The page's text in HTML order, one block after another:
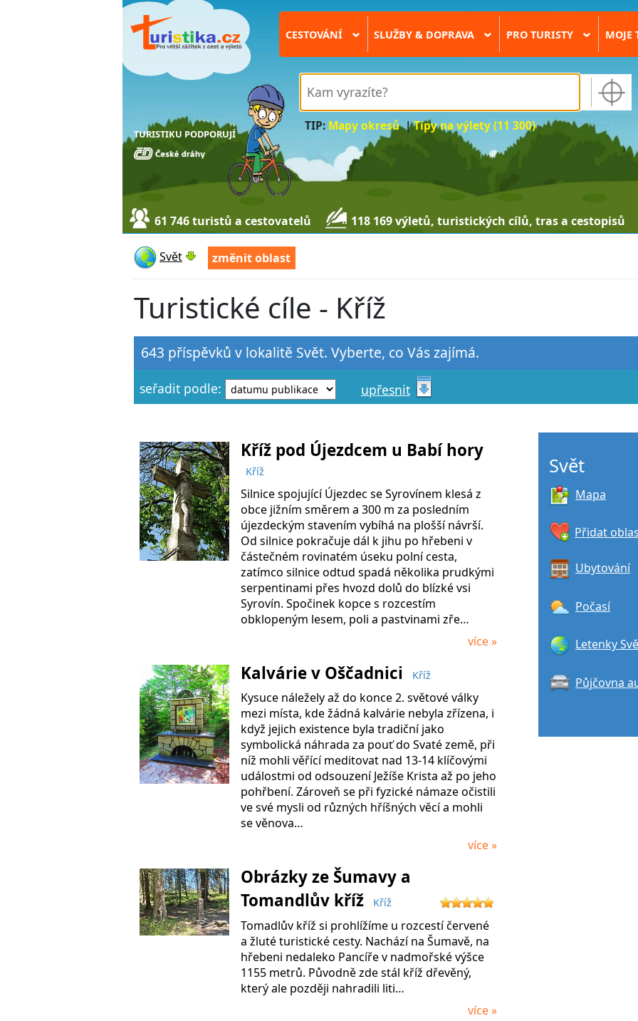
TURISTIKU PODPORUJÍ
CESTOVÁNÍ › SLUŽBY & DOPRAVA › PRO TURISTY › MOJE
TIP: Mapy okresů|Tipy na výlety (11 300)
61 746 turistů a cestovatelů 118 169 výletů, turistických cílů, tras a cestopisů
Svět změnit oblast
Turistické cíle - Kříž
643 příspěvků v lokalitě Svět. Vyberte, co Vás zajímá.
seřadit podle: upřesnit
Kříž pod Újezdcem u Babí hory
Kříž
Silnice spojující Újezdec se Syrovínem klesá z
obce jižním směrem a 300 m za posledním
újezdeckým stavením vybíhá na plošší návrší.
Od silnice pokračuje dál k jihu po hřebeni v
částečném rovinatém úseku polní cesta,
zatímco silnice odtud spadá několika prudkými
serpentinami přes hvozd dolů do blízké vsi
Syrovín. Spočinek kopce s rozcestím
obklopeným lesem, poli a pastvinami zře…
více »
Kalvárie v Oščadnici Kříž
Kysuce náležely až do konce 2. světové války
mezi místa, kde žádná kalvárie nebyla zřízena, i
když jejich existence byla tradiční jako
symbolická náhrada za pouť do Svaté země, při
níž mohli věřící meditovat nad 13-14 klíčovými
událostmi od odsouzení Ježíše Krista až po jeho
pohřbení. Zároveň se při fyzické námaze očistili
ve své mysli od různých hříšných věcí a mohli
se věnova…
více »
Obrázky ze Šumavy a
Tomandlův kříž
Kříž
Tomadlův kříž si prohlížíme u rozcestí červené
a žluté turistické cesty. Nachází na Šumavě, na
hřebeni nedaleko Pancíře v nadmořské výšce
1155 metrů. Původně zde stál kříž dřevěný,
který ale později nahradili liti…
více »
Svět
Mapa
Přidat
Ubytování
Počasí
Letenky
Půjčovna